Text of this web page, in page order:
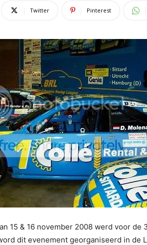
Twitter Pinterest
15 & 16 november 2008 werd voor de
dit evenement georganiseerd in de